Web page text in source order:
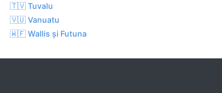
🇹🇻 Tuvalu
🇻🇺 Vanuatu
🇼🇫 Wallis și Futuna